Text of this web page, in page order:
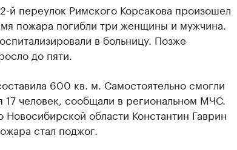
й переулок Римского Корсакова произошел
пожара погибли три женщины и мужчина.
в больницу. Позже
до пяти.
600 кв. м. Самостоятельно смогли
17 человек, сообщали в региональном МЧС.
области Константин Гаврин
стал поджог.